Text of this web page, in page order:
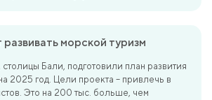
морской туризм
Бали, подготовили план развития
2025 год. Цели проекта – привлечь в
Это на 200 тыс. больше, чем